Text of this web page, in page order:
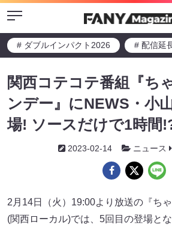
Menu
# ダブルインパクト2026 # 配信延
関西コテコテ番組『ち
ンデー』にNEWS・小
場! ソースだけで1時間
2023-02-14 ニュース
2月14日（火）19:00より放送の『ち
(関西ローカル)では、5回目の登場と